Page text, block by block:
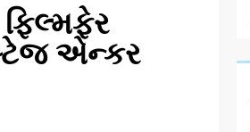
એન્કર